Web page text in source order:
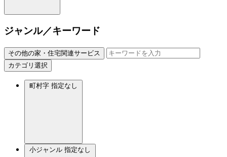
ジャンル／キーワード
その他の家・住宅関連サービス
カテゴリ選択
町村字 指定なし
小ジャンル 指定なし